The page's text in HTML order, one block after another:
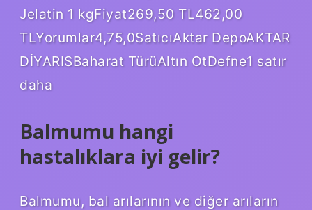
Jelatin 1 kgFiyat269,50 TL462,00
TLYorumlar4,75,0SatıcıAktar DepoAKTAR
DİYARISBaharat TürüAltın OtDefne1 satır
daha
Balmumu hangi
hastalıklara iyi gelir?
Balmumu, bal arılarının ve diğer arıların